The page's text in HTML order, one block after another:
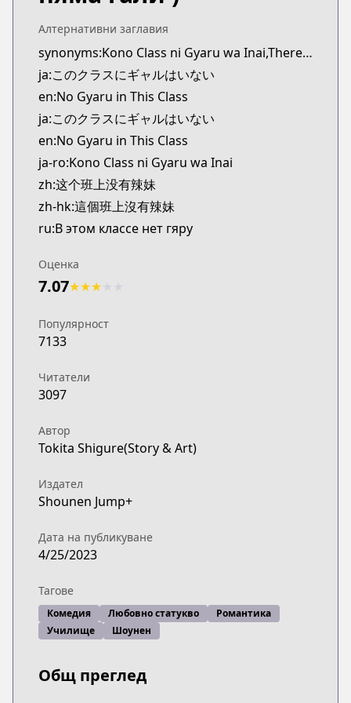
https://kitsu.app/manga/73059
CDJapan
CDJapan
https://www.anime-planet.com/manga/https://
MangaUpdates
MangaUpdates
https://www.mangaupdates.com/
Book☆Walker
Book☆Walker
https://bookwalker.jp/series/506849/list
Official English
Official English
Алтернативни заглавия
synonyms:Kono Class ni Gyaru wa Inai,There Are No Gals in This Class
ja:このクラスにギャルはいない
en:No Gyaru in This Class
ja:このクラスにギャルはいない
en:No Gyaru in This Class
ja-ro:Kono Class ni Gyaru wa Inai
zh:这个班上没有辣妹
zh-hk:這個班上沒有辣妹
ru:В этом классе нет гяру
Оценка
7.07★★★
Популярност
7133
Читатели
3097
Автор
Tokita Shigure(Story & Art)
Издател
Shounen Jump+
Дата на публикуване
4/25/2023
Тагове
Комедия Любовно статукво
Романтика
Училище
Шоунен
Общ преглед